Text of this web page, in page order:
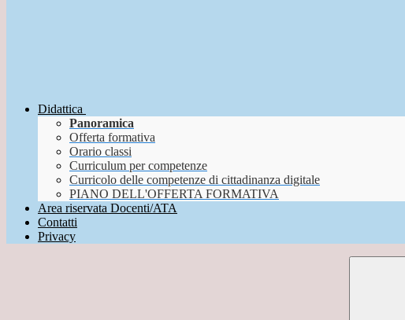
Didattica
Panoramica
Offerta formativa
Orario classi
Curriculum per competenze
Curricolo delle competenze di cittadinanza digitale
PIANO DELL'OFFERTA FORMATIVA
Area riservata Docenti/ATA
Contatti
Privacy